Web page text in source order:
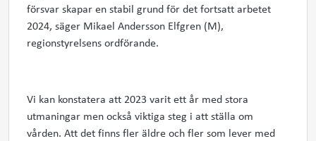
försvar skapar en stabil grund för det fortsatt arbetet
2024, säger Mikael Andersson Elfgren (M),
regionstyrelsens ordförande.
Vi kan konstatera att 2023 varit ett år med stora
utmaningar men också viktiga steg i att ställa om
vården. Att det finns fler äldre och fler som lever med